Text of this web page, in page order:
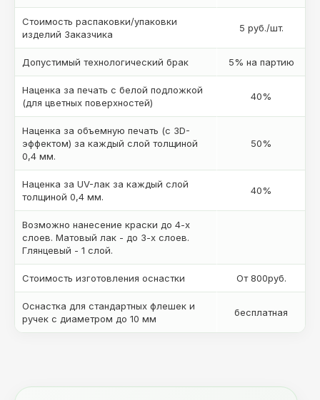
Стоимость распаковки/упаковки
изделий Заказчика
5 руб./шт.
Допустимый технологический брак 5% на партию
Наценка за печать с белой подложкой
(для цветных поверхностей)
40%
Наценка за объемную печать (с 3D-
эффектом) за каждый слой толщиной
0,4 мм.
50%
Наценка за UV-лак за каждый слой
толщиной 0,4 мм.
40%
Возможно нанесение краски до 4-х
слоев. Матовый лак - до 3-х слоев.
Глянцевый - 1 слой.
Стоимость изготовления оснастки От 800руб.
Оснастка для стандартных флешек и
ручек с диаметром до 10 мм
бесплатная